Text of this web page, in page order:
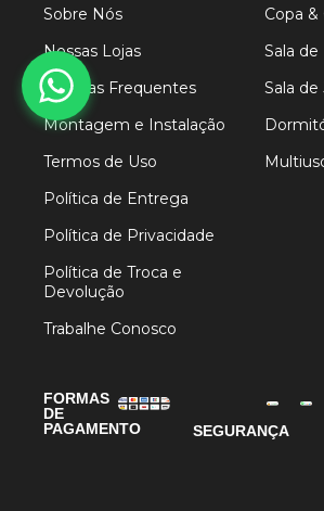
Sobre Nós
Nossas Lojas
Dúvidas Frequentes
Montagem e Instalação
Termos de Uso
Política de Entrega
Política de Privacidade
Política de Troca e
Devolução
Trabalhe Conosco
Copa &
Sala de
Sala de
FORMAS
DE
PAGAMENTO
SEGURANÇA